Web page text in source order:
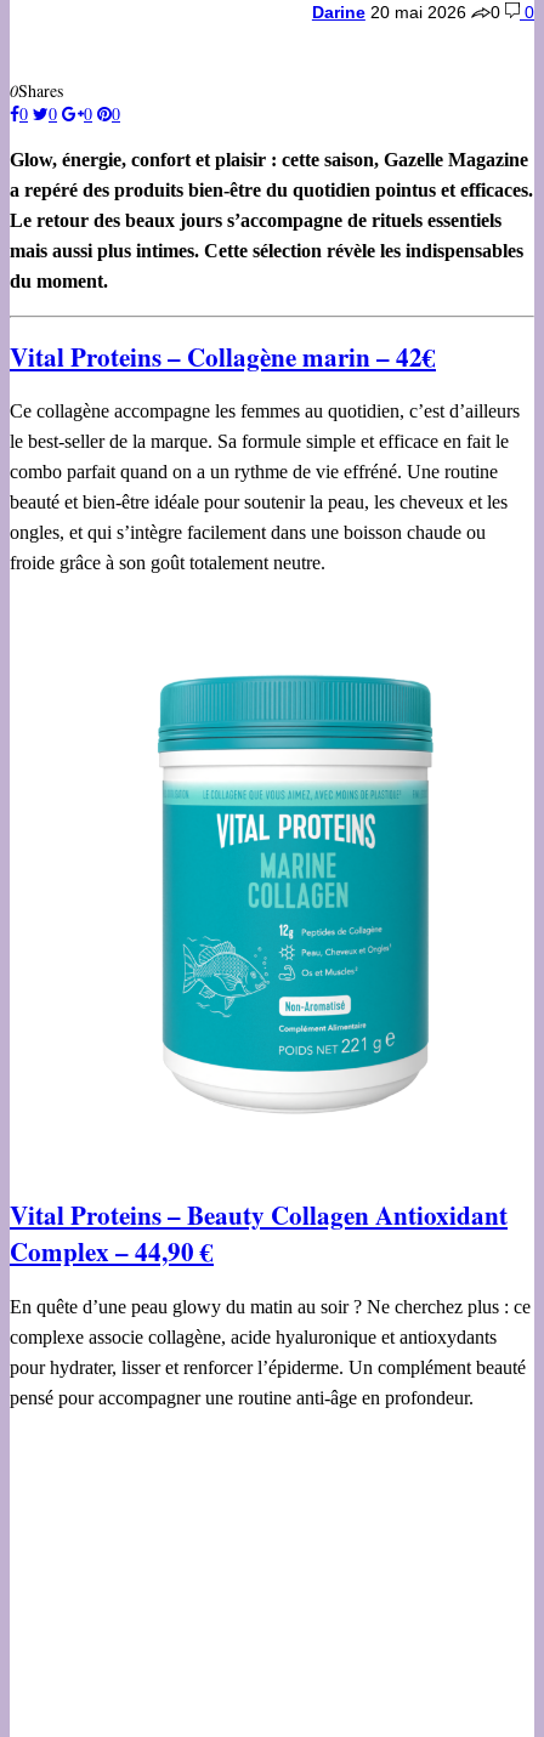
Darine 20 mai 2026 0 0
0Shares
0
0 0 0
Glow, énergie, confort et plaisir : cette saison, Gazelle Magazine
a repéré des produits bien-être du quotidien pointus et efficaces.
Le retour des beaux jours s’accompagne de rituels essentiels
mais aussi plus intimes. Cette sélection révèle les indispensables
du moment.
Vital Proteins – Collagène marin – 42€
Ce collagène accompagne les femmes au quotidien, c’est d’ailleurs
le best-seller de la marque. Sa formule simple et efficace en fait le
combo parfait quand on a un rythme de vie effréné. Une routine
beauté et bien-être idéale pour soutenir la peau, les cheveux et les
ongles, et qui s’intègre facilement dans une boisson chaude ou
froide grâce à son goût totalement neutre.
Vital Proteins – Beauty Collagen Antioxidant
Complex – 44,90 €
En quête d’une peau glowy du matin au soir ? Ne cherchez plus : ce
complexe associe collagène, acide hyaluronique et antioxydants
pour hydrater, lisser et renforcer l’épiderme. Un complément beauté
pensé pour accompagner une routine anti-âge en profondeur.